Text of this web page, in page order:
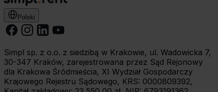
Polski
Simpl sp. z o.o. z siedzibą w Krakowie, ul. Wadowicka 7,
30-347 Kraków, zarejestrowana przez Sąd Rejonowy
dla Krakowa Śródmieścia, XI Wydział Gospodarczy
Krajowego Rejestru Sądowego, KRS: 0000809392,